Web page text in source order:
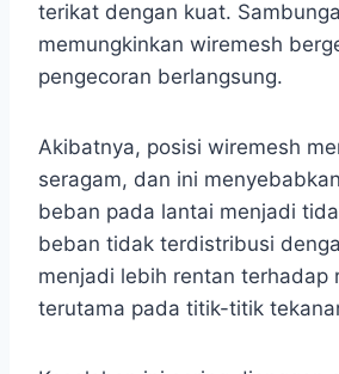
terikat dengan kuat.
memungkinkan wiremesh
pengecoran berlangsung.
Akibatnya, posisi wiremesh
seragam, dan ini
beban pada lantai menjadi
beban tidak terdistribusi
menjadi lebih rentan terhadap
terutama pada titik-titik